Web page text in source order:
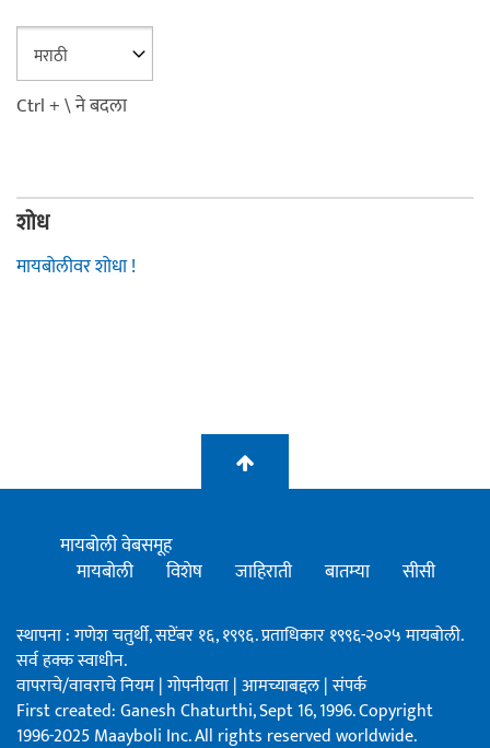
Ctrl + \ ने बदला
शोध
मायबोलीवर शोधा !
मायबोली वेबसमूह
मायबोली
विशेष जाहिराती बातम्या सीसी
स्थापना : गणेश चतुर्थी, सप्टेंबर १६, १९९६. प्रताधिकार १९९६-२०२५ मायबोली.
सर्व हक्क स्वाधीन.
वापराचे/वावराचे नियम|गोपनीयता|आमच्याबद्दल|संपर्क
First created: Ganesh Chaturthi, Sept 16, 1996. Copyright
1996-2025 Maayboli Inc. All rights reserved worldwide.